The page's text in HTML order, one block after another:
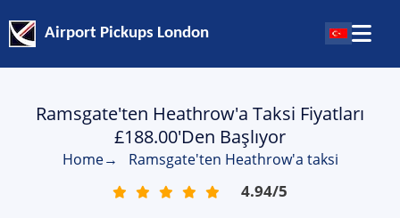
Airport Pickups London
Ramsgate'ten Heathrow'a Taksi Fiyatları
£188.00'den Başlıyor
Home→ Ramsgate'ten Heathrow'a taksi
4.94/5